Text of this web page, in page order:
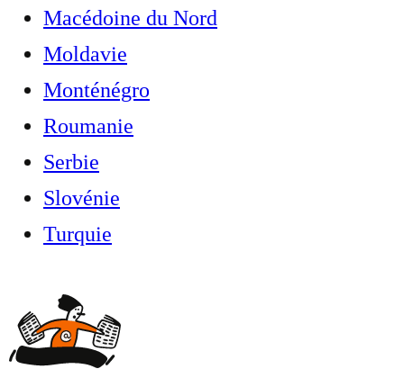
Macédoine du Nord
Moldavie
Monténégro
Roumanie
Serbie
Slovénie
Turquie